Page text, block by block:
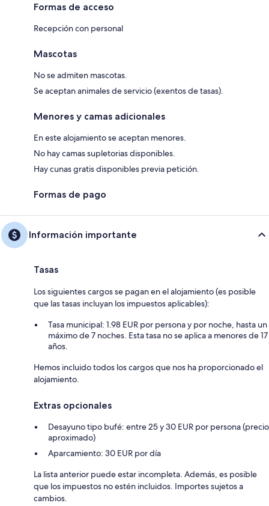
Formas de acceso
Recepción con personal
Mascotas
No se admiten mascotas.
Se aceptan animales de servicio (exentos de tasas).
Menores y camas adicionales
En este alojamiento se aceptan menores.
No hay camas supletorias disponibles.
Hay cunas gratis disponibles previa petición.
Formas de pago
Información importante
Tasas
Los siguientes cargos se pagan en el alojamiento (es posible
que las tasas incluyan los impuestos aplicables):
Tasa municipal: 1.98 EUR por persona y por noche, hasta un
máximo de 7 noches. Esta tasa no se aplica a menores de 17
años.
Hemos incluido todos los cargos que nos ha proporcionado el
alojamiento.
Extras opcionales
Desayuno tipo bufé: entre 25 y 30 EUR por persona (precio
aproximado)
Aparcamiento: 30 EUR por día
La lista anterior puede estar incompleta. Además, es posible
que los impuestos no estén incluidos. Importes sujetos a
cambios.